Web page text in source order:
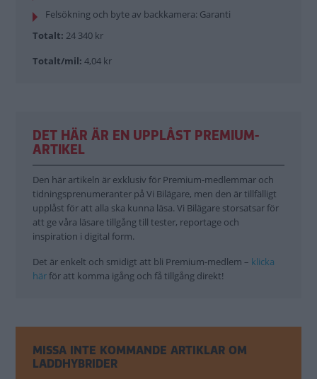
Felsökning och byte av backkamera: Garanti
Totalt: 24 340 kr
Totalt/mil: 4,04 kr
DET HÄR ÄR EN UPPLÅST PREMIUM-
ARTIKEL
Den här artikeln är exklusiv för Premium-medlemmar och
tidningsprenumeranter på Vi Bilägare, men den är tillfälligt
upplåst för att alla ska kunna läsa. Vi Bilägare storsatsar för
att ge våra läsare tillgång till tester, reportage och
inspiration i digital form.
Det är enkelt och smidigt att bli Premium-medlem – klicka
härför att komma igång och få tillgång direkt!
MISSA INTE KOMMANDE ARTIKLAR OM
LADDHYBRIDER